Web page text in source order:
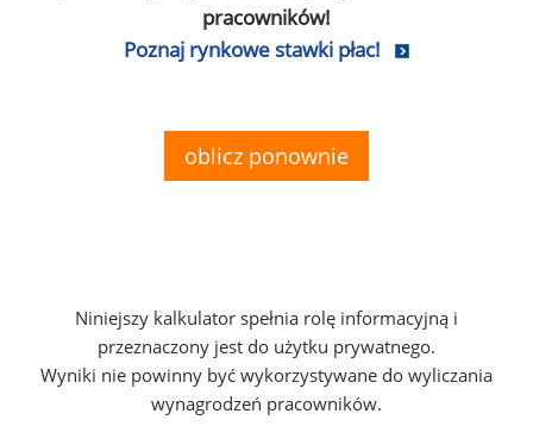
pracowników!
Poznaj rynkowe stawki płac!
oblicz ponownie
Niniejszy kalkulator spełnia rolę informacyjną i
przeznaczony jest do użytku prywatnego.
Wyniki nie powinny być wykorzystywane do wyliczania
wynagrodzeń pracowników.